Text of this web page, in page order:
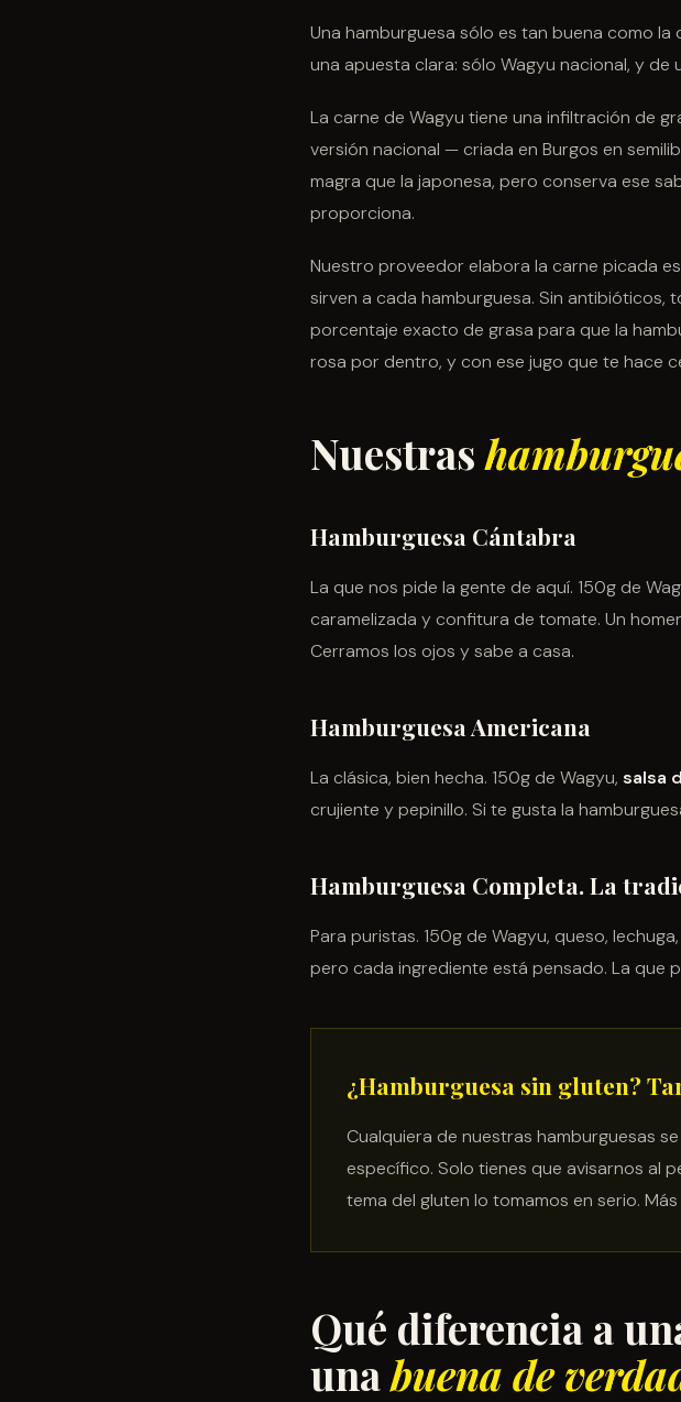
Una hamburguesa sólo es tan buena como
una apuesta clara: sólo Wagyu nacional, y
La carne de Wagyu tiene una infiltración de
versión nacional — criada en Burgos en
magra que la japonesa, pero conserva ese
proporciona.
Nuestro proveedor elabora la carne picada
sirven a cada hamburguesa. Sin antibióticos,
porcentaje exacto de grasa para que la
rosa por dentro, y con ese jugo que te hace
Nuestras
Hamburguesa Cántabra
La que nos pide la gente de aquí. 150g de
caramelizada y confitura de tomate. Un
Cerramos los ojos y sabe a casa.
Hamburguesa Americana
La clásica, bien hecha. 150g de Wagyu, salsa
crujiente y pepinillo. Si te gusta la
Hamburguesa Completa. La
Para puristas. 150g de Wagyu, queso,
pero cada ingrediente está pensado. La que
¿Hamburguesa sin gluten?
Cualquiera de nuestras hamburguesas
específico. Solo tienes que avisarnos al
tema del gluten lo tomamos en serio.
Qué diferencia a
una buena de